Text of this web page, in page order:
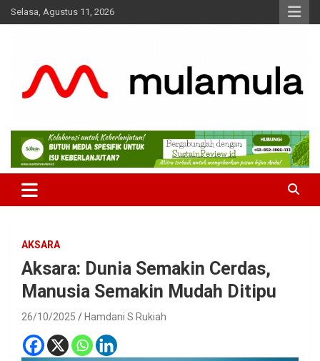
Skip
to
Selasa, Agustus 11, 2026
MulaMula
Medianya para Gen Z
AKSARA
Aksara: Dunia Semakin Cerdas,
Manusia Semakin Mudah Ditipu
26/10/2025 Hamdani S Rukiah